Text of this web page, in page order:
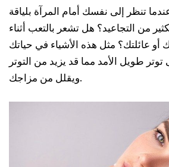
تنظر إلى نفسك أمام المرآة بلياقة
من التجاعيد؟ هل تشعر بالتعب أثناء
أو عائلتك؟ مثل هذه الأشياء في حياتك
طويل الأمد مما قد يزيد من التوتر
ويقلل من مزاجك.